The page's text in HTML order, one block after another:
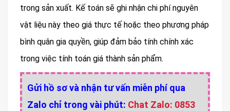
trong sản xuất. Kế toán sẽ ghi nhận chi phí nguyên
vật liệu này theo giá thực tế hoặc theo phương pháp
bình quân gia quyền, giúp đảm bảo tính chính xác
trong việc tính toán giá thành sản phẩm.
Gửi hồ sơ và nhận tư vấn miễn phí qua
Zalo chỉ trong vài phút: Chat Zalo: 0853